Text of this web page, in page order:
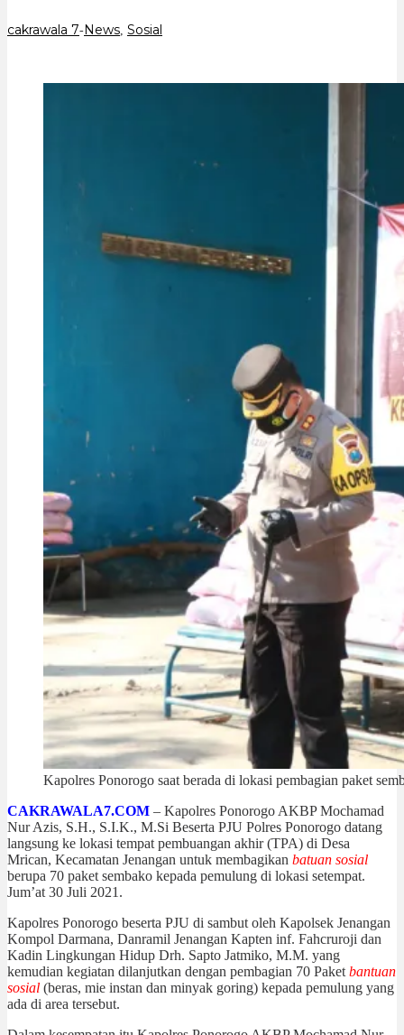
cakrawala 7-News Sosial
Kapolres Ponorogo saat berada di lokasi pembagian paket
CAKRAWALA7.COM – Kapolres Ponorogo AKBP Mochamad
Nur Azis, S.H., S.I.K., M.Si Beserta PJU Polres Ponorogo datang
langsung ke lokasi tempat pembuangan akhir (TPA) di Desa
Mrican, Kecamatan Jenangan untuk membagikan batuan sosial
berupa 70 paket sembako kepada pemulung di lokasi setempat.
Jum’at 30 Juli 2021.
Kapolres Ponorogo beserta PJU di sambut oleh Kapolsek Jenangan
Kompol Darmana, Danramil Jenangan Kapten inf. Fahcruroji dan
Kadin Lingkungan Hidup Drh. Sapto Jatmiko, M.M. yang
kemudian kegiatan dilanjutkan dengan pembagian 70 Paket bantuan
sosial (beras, mie instan dan minyak goring) kepada pemulung yang
ada di area tersebut.